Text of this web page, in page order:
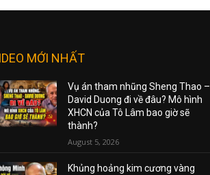
MỚI NHẤT
Vụ án tham nhũng Sheng Thao –
David Duong đi về đâu? Mô hình
XHCN của Tô Lâm bao giờ sẽ
thành?
August 5, 2026
Khủng hoảng kim cương vàng